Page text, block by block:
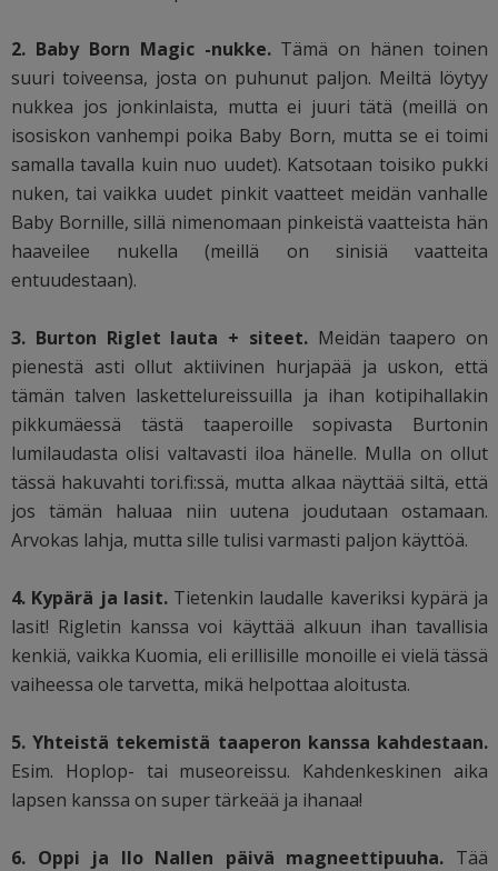
2. Baby Born Magic -nukke.Tämä on hänen toinen
suuri toiveensa, josta on puhunut paljon. Meiltä löytyy
nukkea jos jonkinlaista, mutta ei juuri tätä (meillä on
isosiskon vanhempi poika Baby Born, mutta se ei toimi
samalla tavalla kuin nuo uudet). Katsotaan toisiko pukki
nuken, tai vaikka uudet pinkit vaatteet meidän vanhalle
Baby Bornille, sillä nimenomaan pinkeistä vaatteista hän
haaveilee nukella (meillä on sinisiä vaatteita
entuudestaan).
3. Burton Riglet lauta + siteet.Meidän taapero on
pienestä asti ollut aktiivinen hurjapää ja uskon, että
tämän talven laskettelureissuilla ja ihan kotipihallakin
pikkumäessä tästä taaperoille sopivasta Burtonin
lumilaudasta olisi valtavasti iloa hänelle. Mulla on ollut
tässä hakuvahti tori.fi:ssä, mutta alkaa näyttää siltä, että
jos tämän haluaa niin uutena joudutaan ostamaan.
Arvokas lahja, mutta sille tulisi varmasti paljon käyttöä.
4. Kypärä ja lasit.Tietenkin laudalle kaveriksi kypärä ja
lasit! Rigletin kanssa voi käyttää alkuun ihan tavallisia
kenkiä, vaikka Kuomia, eli erillisille monoille ei vielä tässä
vaiheessa ole tarvetta, mikä helpottaa aloitusta.
5. Yhteistä tekemistä taaperon kanssa kahdestaan.
Esim. Hoplop- tai museoreissu. Kahdenkeskinen aika
lapsen kanssa on super tärkeää ja ihanaa!
6. Oppi ja Ilo Nallen päivä magneettipuuha. Tää